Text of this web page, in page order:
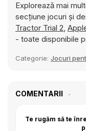
Explorează mai
secțiune jocuri și
Tractor Trial 2,
- toate disponibile
Categorie: Jocuri
COMENTARII
Te rugăm să te